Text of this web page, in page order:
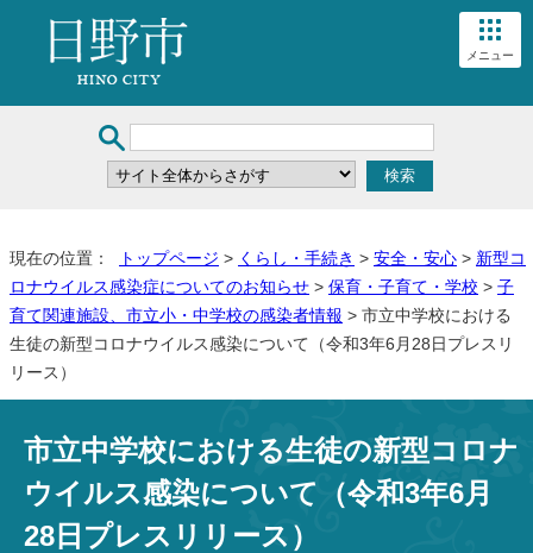
メニュー
現在の位置： トップページ > くらし・手続き > 安全・安心 > 新型コ
ロナウイルス感染症についてのお知らせ > 保育・子育て・学校 > 子
育て関連施設、市立小・中学校の感染者情報 > 市立中学校における
生徒の新型コロナウイルス感染について（令和3年6月28日プレスリ
リース）
市立中学校における生徒の新型コロナ
ウイルス感染について（令和3年6月
28日プレスリリース）